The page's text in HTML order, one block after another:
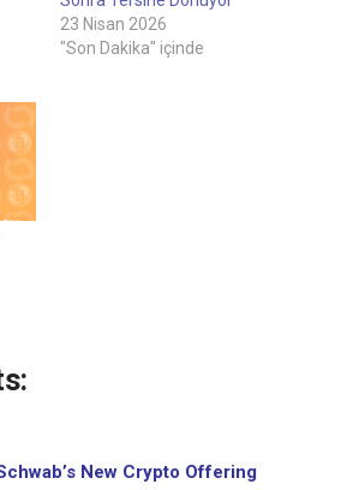
23 Nisan 2026
"Son Dakika" içinde
New Crypto Offering